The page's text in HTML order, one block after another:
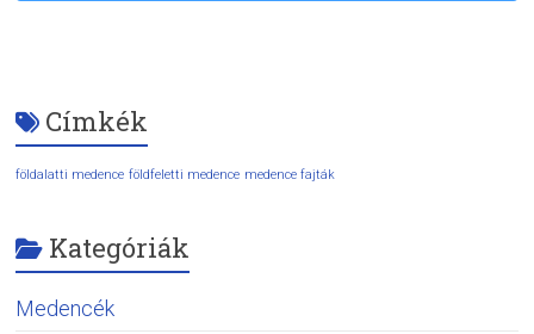
Címkék
földalatti medence földfeletti medence medence fajták
Kategóriák
Medencék